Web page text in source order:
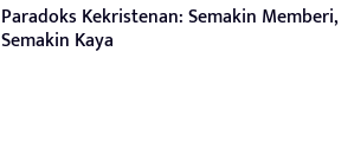
Paradoks Kekristenan: Semakin Memberi,
Semakin Kaya